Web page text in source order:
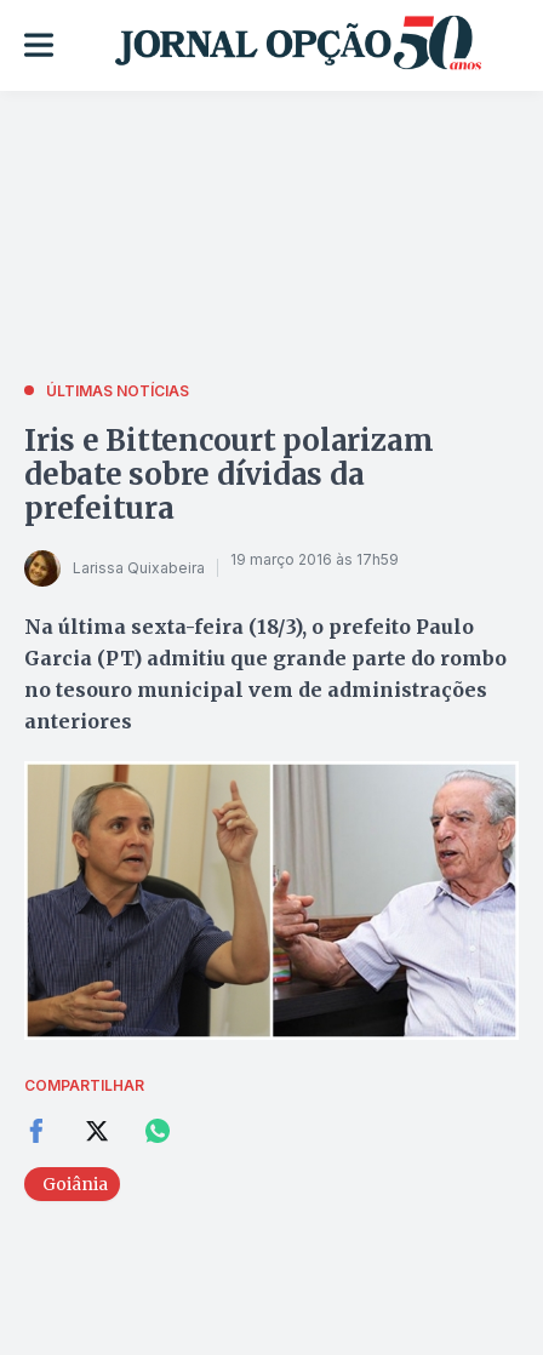
ÚLTIMAS NOTÍCIAS
Iris e Bittencourt polarizam
debate sobre dívidas da
prefeitura
Larissa Quixabeira 19 março 2016 às 17h59
Na última sexta-feira (18/3), o prefeito Paulo
Garcia (PT) admitiu que grande parte do rombo
no tesouro municipal vem de administrações
anteriores
COMPARTILHAR
Goiânia